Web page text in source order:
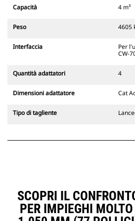
Cat sono
gli escavatori
larghezze
sistema di
fisse. Gli
bloccaggio a
disponibili
Capacità 4 m³
Peso 4605
Interfaccia
Per
CW-
Quantità adattatori 4
Dimensioni adattatore Cat
Tipo di tagliente
SCOPRI IL
PER IMPIEGHI